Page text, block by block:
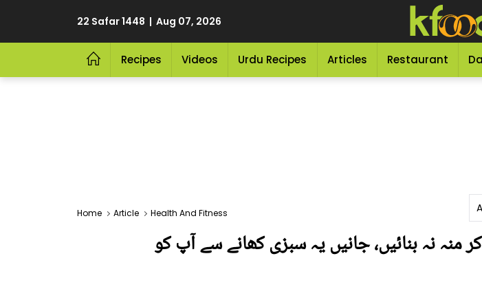
22 Safar 1448 | Aug 07, 2026
Recipes Videos Urdu Recipes Articles Restaurant
Home Article Health And Fitness
نہ بنائیں، جانیں یہ سبزی کھانے سے آپ کو